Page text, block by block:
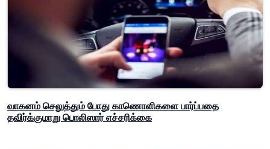
வாகனம் செலுத்தும் போது காணொளிகளை பார்ப்பதை
தவிர்க்குமாறு பொலிஸார் எச்சரிக்கை